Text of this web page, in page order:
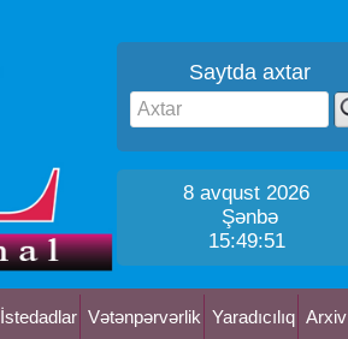
Saytda axtar
8 avqust 2026
Şənbə
15:49:52
İstedadlar Vətənpərvərlik Yaradıcılıq Arxiv